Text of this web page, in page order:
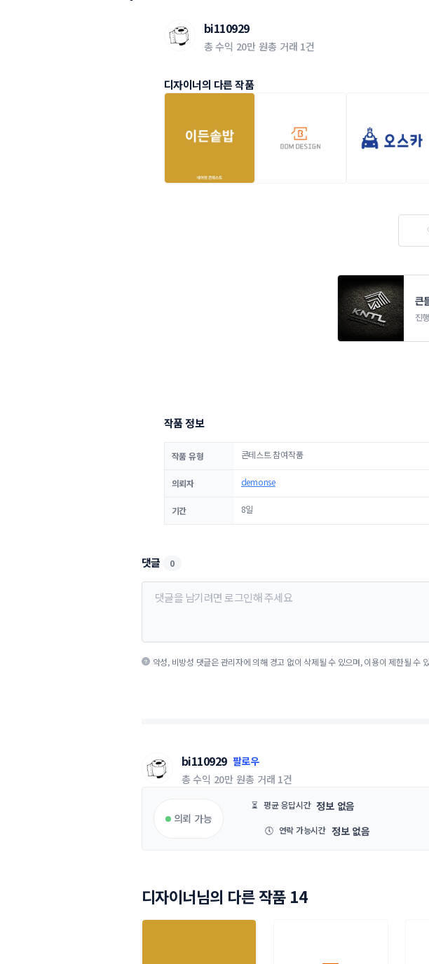
bi110929
총 수익 20만 원총 거래 1건
디자이너의 다른 작품
큰
진
작품 정보
작품 유형 콘테스트 참여작품
의뢰자 demonse
기간 8일
댓글 0
악성, 비방성 댓글은 관리자에 의해 경고 없이 삭제될 수 있으며, 이용이 제한될 수
bi110929 팔로우
총 수익 20만 원총 거래 1건
의뢰 가능
⏳ 평균 응답시간 정보 없음
🕔 연락 가능시간 정보 없음
디자이너님의 다른 작품 14